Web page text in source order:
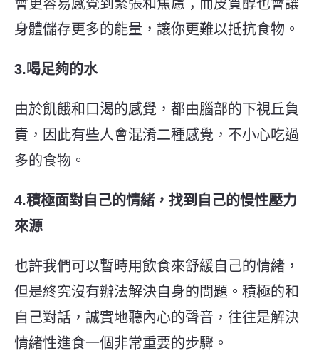
會更容易感覺到緊張和焦慮；而皮質醇也會讓
身體儲存更多的能量，讓你更難以抵抗食物。
3.喝足夠的水
由於飢餓和口渴的感覺，都由腦部的下視丘負
責，因此有些人會混淆二種感覺，不小心吃過
多的食物。
4.積極面對自己的情緒，找到自己的慢性壓力
來源
也許我們可以暫時用飲食來舒緩自己的情緒，
但是終究沒有辦法解決自身的問題。積極的和
自己對話，誠實地聽內心的聲音，往往是解決
情緒性進食一個非常重要的步驟。